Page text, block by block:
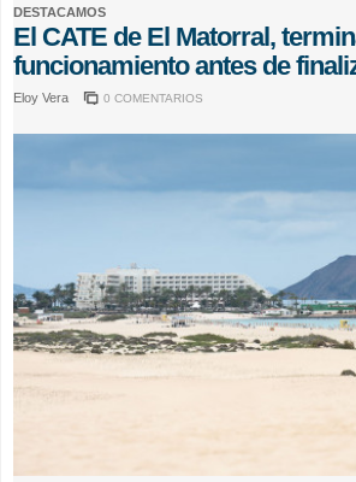
DESTACAMOS
El CATE de El Matorral,
funcionamiento antes de
Eloy Vera 0 COMENTARIOS